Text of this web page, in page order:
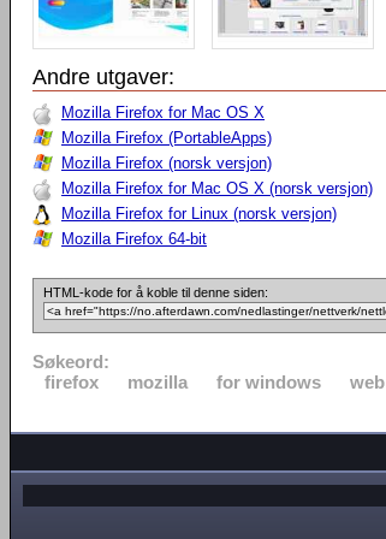
Andre utgaver:
Mozilla Firefox for Mac OS X
Mozilla Firefox (PortableApps)
Mozilla Firefox (norsk versjon)
Mozilla Firefox for Mac OS X (norsk versjon)
Mozilla Firefox for Linux (norsk versjon)
Mozilla Firefox 64-bit
HTML-kode for å koble til denne siden:
Søkeord:
firefox
mozilla for windows web